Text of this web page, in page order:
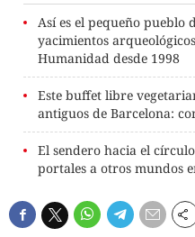
Así es el pequeño pueblo
yacimientos
Humanidad desde 1998
Este buffet libre
antiguos de Barcelona:
El sendero hacia el
portales a otros mundos